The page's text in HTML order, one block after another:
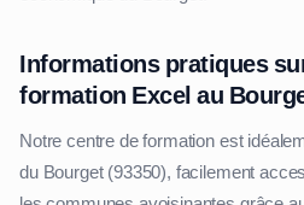
Informations pratiques
formation Excel au
Notre centre de formation est
du Bourget (93350), facilement